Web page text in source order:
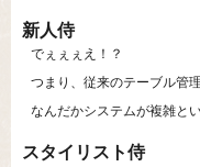
新人侍
でぇぇぇえ！？
つまり、従来のテーブル管
なんだかシステムが複雑と
スタイリスト侍